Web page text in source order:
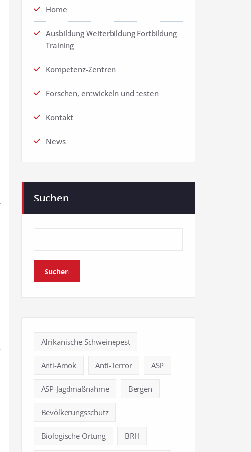
Home
Ausbildung Weiterbildung Fortbildung
Training
Kompetenz-Zentren
Forschen, entwickeln und testen
Kontakt
News
Suchen
Suchen
Afrikanische Schweinepest
Anti-Amok Anti-Terror ASP
ASP-Jagdmaßnahme Bergen
Bevölkerungsschutz
Biologische Ortung BRH